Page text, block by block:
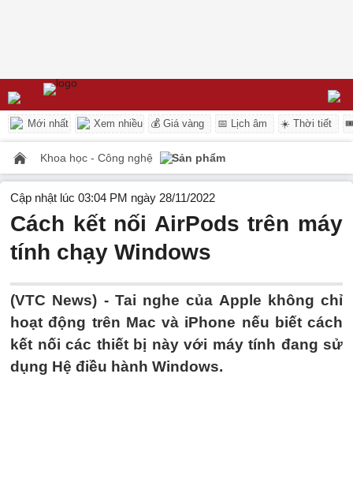
Mới nhất Xem nhiều 💰 Giá vàng 📅 Lịch âm ☀️ Thời tiết
Khoa học - Công nghệ Sản phẩm
Cập nhật lúc 03:04 PM ngày 28/11/2022
Cách kết nối AirPods trên máy
tính chạy Windows
(VTC News) - Tai nghe của Apple không chỉ
hoạt động trên Mac và iPhone nếu biết cách
kết nối các thiết bị này với máy tính đang sử
dụng Hệ điều hành Windows.